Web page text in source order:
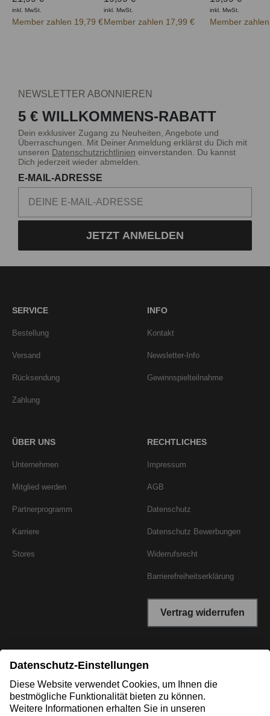
inkl. MwSt.
Member zahlen 19,79 €
inkl. MwSt.
Member zahlen 17,99 €
inkl. MwSt.
Member
NEWSLETTER ABONNIEREN
5 € WILLKOMMENS-RABATT
Dein exklusiver Zugang zu Neuheiten, Angebote und
Überraschungen. Mit Deiner Anmeldung erklärst du Dich mit
unseren Datenschutzrichtlinien einverstanden. Du kannst
Dich jederzeit wieder abmelden.
E-MAIL-ADRESSE
JETZT ANMELDEN
SERVICE
Bestellung
Versand
Rücksendung
Zahlung
INFO
Kontakt
Newsletter-Info
Gewinnspielteilnahme
ÜBER UNS
Unternehmen
Mitglied werden
Partnerprogramm
Karriere
Stores
RECHTLICHES
Impressum
AGB
Datenschutz
Datenschutz Bewerbungen
Widerrufsrecht
Barrierefreiheitserklärung
Vertrag widerrufen